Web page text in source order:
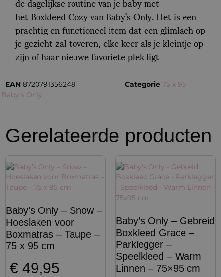
het Boxkleed Cozy van Baby’s Only. Het is een
prachtig en functioneel item dat een glimlach op
je gezicht zal toveren, elke keer als je kleintje op
zijn of haar nieuwe favoriete plek ligt
EAN 8720791356248 Categorie 75 x 95
Baby’s Only
Gerelateerde producten
Baby’s Only – Snow –
Hoeslaken voor
Boxmatras – Taupe –
75 x 95 cm
€ 49,95
Baby’s Only – Gebreid
Boxkleed Grace –
Parklegger –
Speelkleed – Warm
Linnen – 75×95 cm